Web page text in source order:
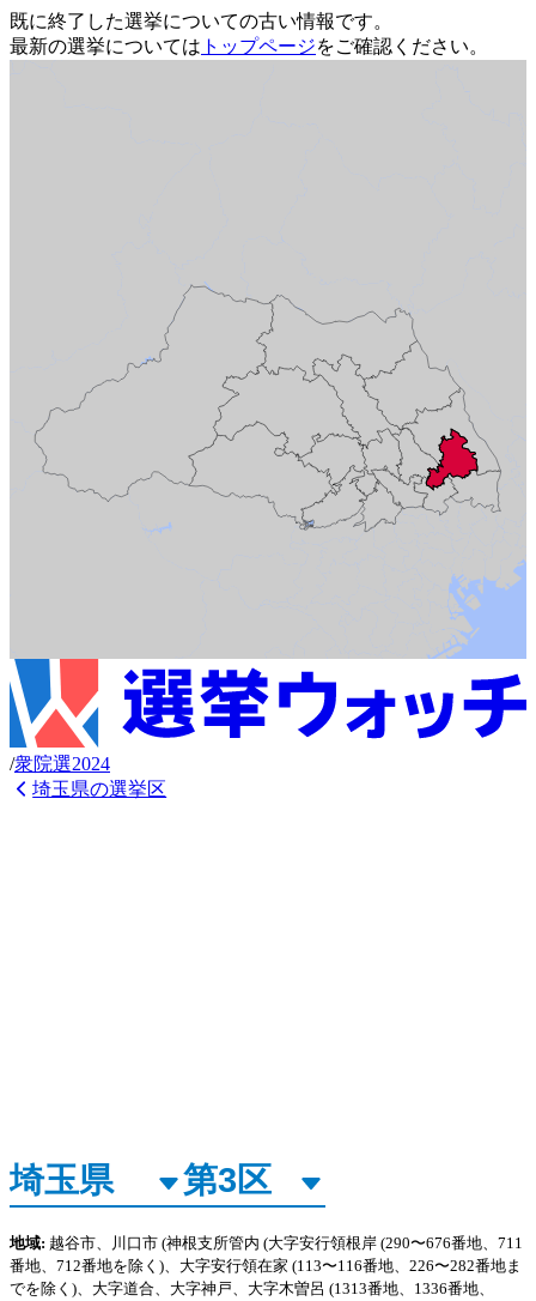
既に終了した選挙についての古い情報です。
最新の選挙については トップページをご確認ください。
/衆院選2024
埼玉県の選挙区
地域: 越谷市、川口市 (神根支所管内 (大字安行領根岸 (290〜676番地、711
番地、712番地を除く)、大字安行領在家 (113〜116番地、226〜282番地ま
でを除く)、大字道合、大字神戸、大字木曽呂 (1313番地、1336番地、